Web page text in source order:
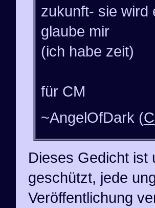
zukunft- sie wird
glaube mir
(ich habe zeit)
für CM
~AngelOfDark (
Dieses Gedicht ist
geschützt, jede
Veröffentlichung